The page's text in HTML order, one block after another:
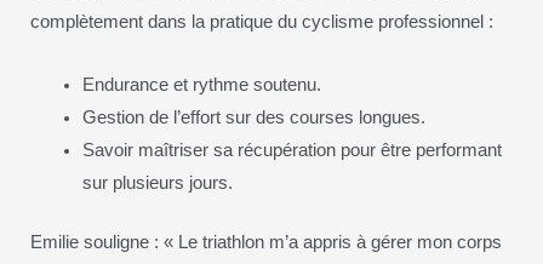
complètement dans la pratique du cyclisme professionnel :
Endurance et rythme soutenu.
Gestion de l’effort sur des courses longues.
Savoir maîtriser sa récupération pour être performant
sur plusieurs jours.
Emilie souligne : « Le triathlon m’a appris à gérer mon corps